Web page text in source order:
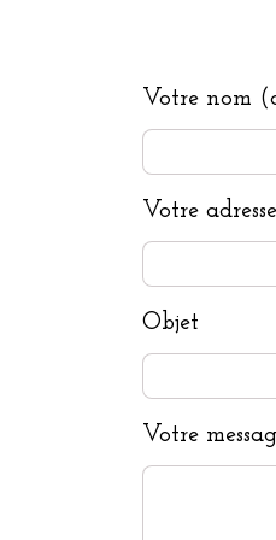
Votre nom
Votre
Objet
Votre